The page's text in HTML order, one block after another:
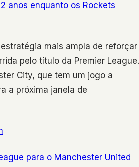
anos enquanto os Rockets
mais ampla de reforçar
pelo título da Premier League.
City, que tem um jogo a
a próxima janela de
para o Manchester United